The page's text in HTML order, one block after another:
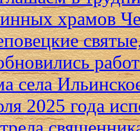
храмов
села
2025 года